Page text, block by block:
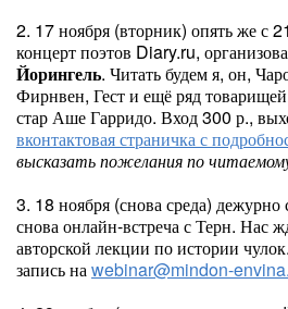
2. 17 ноября (вторник) опять же с
концерт поэтов Diary.ru,
Йорингель. Читать будем я, он,
Фирнвен, Гест и ещё ряд
стар Аше Гарридо. Вход 300 р.,
вконтактовая страничка с
высказать пожелания по
3. 18 ноября (снова среда)
снова онлайн-встреча с Терн. Нас
авторской лекции по истории
запись наwebinar@mindon-